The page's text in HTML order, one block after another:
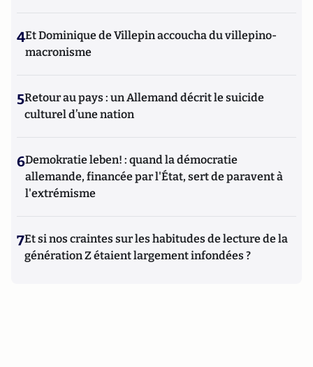
4Et Dominique de Villepin accoucha du villepino-
macronisme
5Retour au pays : un Allemand décrit le suicide
culturel d’une nation
6Demokratie leben! : quand la démocratie
allemande, financée par l'État, sert de paravent à
l'extrémisme
7Et si nos craintes sur les habitudes de lecture de la
génération Z étaient largement infondées ?